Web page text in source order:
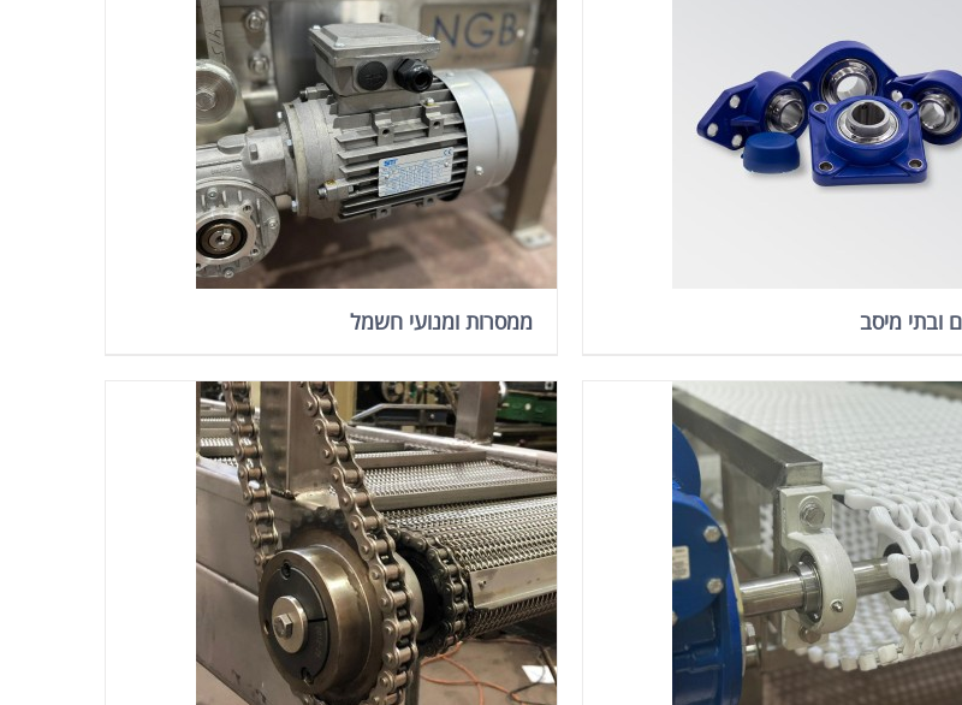
ובתי מיסב ממסרות ומנועי חשמל